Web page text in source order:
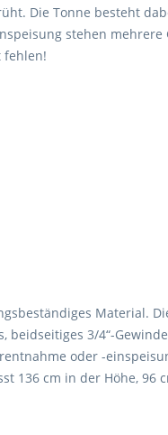
Die Tonne besteht
stehen mehrere
fehlen!
Material.
3/4“-
oder -
136 cm in der Höhe, 96